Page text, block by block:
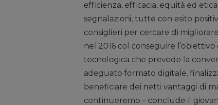
efficienza, efficacia, equità ed
segnalazioni, tutte con esito
consiglieri per cercare di
nel 2016 col conseguire
tecnologica che prevede la
adeguato formato digitale,
beneficiare dei netti vantaggi di
continueremo – conclude il